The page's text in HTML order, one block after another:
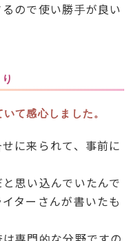
ので使い勝手が良い
て感⼼しました。
に来られて、事前に
思い込んでいたんで
ターさんが書いたも